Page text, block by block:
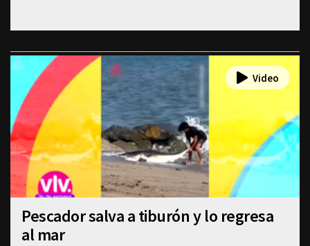
Pescador salva a tiburón y lo regresa
al mar